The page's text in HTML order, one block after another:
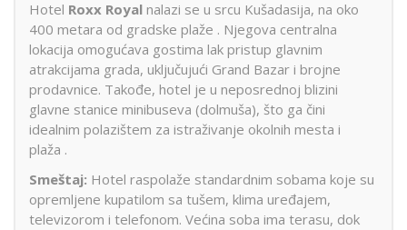
Hotel Roxx Royal nalazi se u srcu Kušadasija, na oko
400 metara od gradske plaže . Njegova centralna
lokacija omogućava gostima lak pristup glavnim
atrakcijama grada, uključujući Grand Bazar i brojne
prodavnice. Takođe, hotel je u neposrednoj blizini
glavne stanice minibuseva (dolmuša), što ga čini
idealnim polazištem za istraživanje okolnih mesta i
plaža .​
Smeštaj: Hotel raspolaže standardnim sobama koje su
opremljene kupatilom sa tušem, klima uređajem,
televizorom i telefonom. Većina soba ima terasu, dok